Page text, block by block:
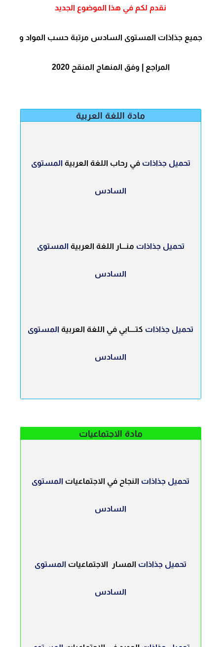
نقدم لكم في هذا الموضوع الجديد
جميع جذاذات المستوى السادس مرتبة حسب المواد و
المراجع | وفق المنهاج المنقح 2020
مادة اللغة العربية
تحميل جذاذات في رحاب اللغة العربية المستوى
السادس
تحميل جذاذات منـــار اللغة العربية المستوى
السادس
تحميل جذاذات كتــــابي في اللغة العربية المستوى
السادس
مادة الاجتماعيات
تحميل جذاذات النجاح في الاجتماعيات المستوى
السادس
تحميل جذاذات المسار الاجتماعيات المستوى
السادس